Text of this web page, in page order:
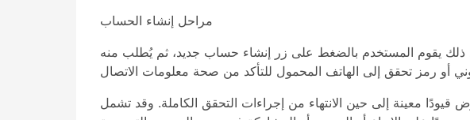
مراحل إنشاء الحساب
ذلك يقوم المستخدم بالضغط على زر إنشاء حساب جديد، ثم يُطلب منه
معينة إلى حين الانتهاء من إجراءات التحقق الكاملة. وقد تشمل